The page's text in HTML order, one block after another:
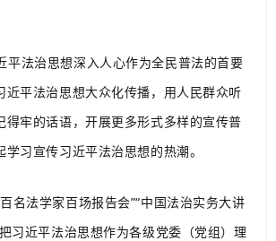
平法治思想深入人心作为全民普法的首要
近平法治思想大众化传播，用人民群众听
得牢的话语，开展更多形式多样的宣传普
习宣传习近平法治思想的热潮。
名法学家百场报告会”“中国法治实务大讲
习近平法治思想作为各级党委（党组）理